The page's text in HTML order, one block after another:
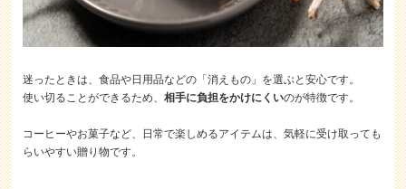
迷ったときは、食品や日用品などの「消えもの」を選ぶと安心です。
使い切ることができるため、相手に負担をかけにくいのが特徴です。
コーヒーやお菓子など、日常で楽しめるアイテムは、気軽に受け取っても
らいやすい贈り物です。